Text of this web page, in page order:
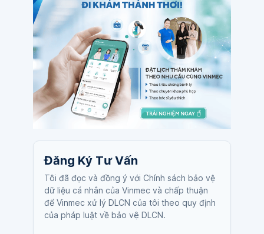
Đăng Ký Tư Vấn
Tôi đã đọc và đồng ý với Chính sách bảo vệ
dữ liệu cá nhân của Vinmec và chấp thuận
để Vinmec xử lý DLCN của tôi theo quy định
của pháp luật về bảo vệ DLCN.